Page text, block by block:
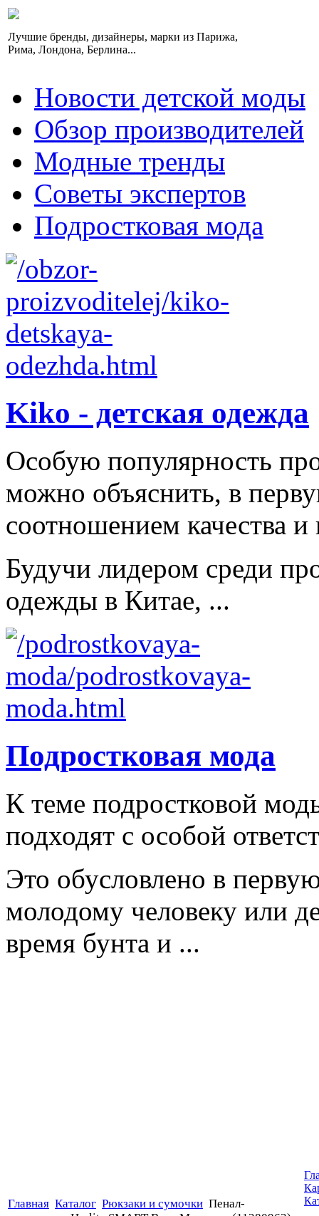
Лучшие бренды, дизайнеры, марки из Парижа,
Рима, Лондона, Берлина...
Новости детской моды
Обзор производителей
Модные тренды
Советы экспертов
Подростковая мода
Kiko - детская одежда
Особую популярность
можно объяснить, в
соотношением качества
Будучи лидером среди
одежды в Китае, ...
Подростковая мода
К теме подростковой
подходят с особой
Это обусловлено в
молодому человеку или
время бунта и ...
Главная Каталог Рюкзаки и сумочки Пенал-